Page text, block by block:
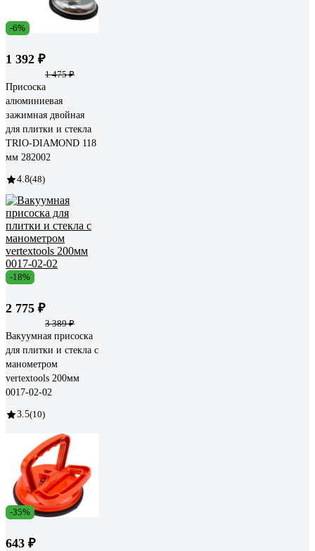
-6%
1 392 ₽
1 475 ₽
Присоска
алюминиевая
зажимная двойная
для плитки и стекла
TRIO-DIAMOND 118
мм 282002
4.8(48)
-18%
2 775 ₽
3 389 ₽
Вакуумная присоска
для плитки и стекла с
манометром
vertextools 200мм
0017-02-02
3.5(10)
-35%
643 ₽